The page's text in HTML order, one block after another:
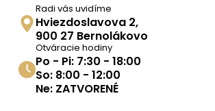
Radi vás uvidíme
Hviezdoslavova 2,
900 27 Bernolákovo
Otváracie hodiny
Po - Pi: 7:30 - 18:00
So: 8:00 - 12:00
Ne: ZATVORENÉ